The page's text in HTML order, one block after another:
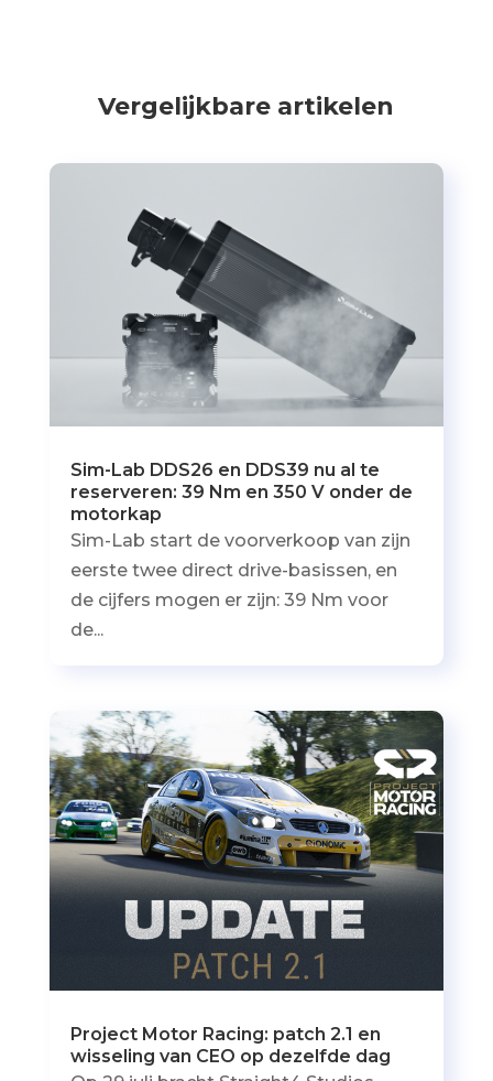
Vergelijkbare artikelen
Sim-Lab DDS26 en DDS39 nu al te
reserveren: 39 Nm en 350 V onder de
motorkap
Sim-Lab start de voorverkoop van zijn
eerste twee direct drive-basissen, en
de cijfers mogen er zijn: 39 Nm voor
de...
Project Motor Racing: patch 2.1 en
wisseling van CEO op dezelfde dag